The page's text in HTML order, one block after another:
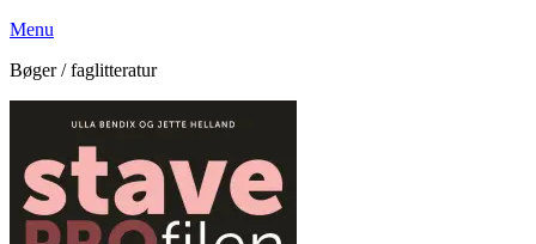
Menu
Bøger / faglitteratur